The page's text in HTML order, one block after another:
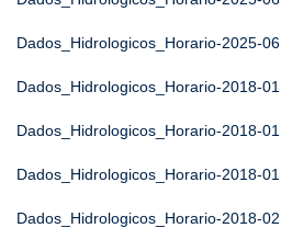
Dados_Hidrologicos_Horario-2025-06
Dados_Hidrologicos_Horario-2018-01
Dados_Hidrologicos_Horario-2018-01
Dados_Hidrologicos_Horario-2018-01
Dados_Hidrologicos_Horario-2018-02